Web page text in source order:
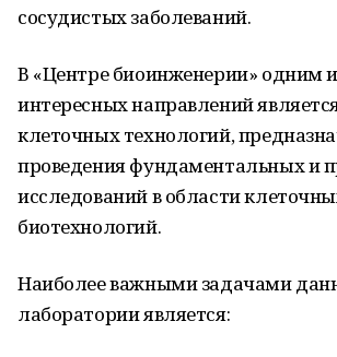
сосудистых заболеваний.
В «Центре биоинженерии» одним
интересных направлений
клеточных технологий,
проведения фундаментальных и
исследований в области
биотехнологий.
Наиболее важными задачами
лаборатории является: